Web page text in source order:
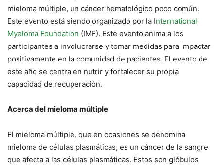
mieloma múltiple, un cáncer hematológico poco común.
Este evento está siendo organizado por la International
Myeloma Foundation (IMF). Este evento anima a los
participantes a involucrarse y tomar medidas para impactar
positivamente en la comunidad de pacientes. El evento de
este año se centra en nutrir y fortalecer su propia
capacidad de recuperación.
Acerca del mieloma múltiple
El mieloma múltiple, que en ocasiones se denomina
mieloma de células plasmáticas, es un cáncer de la sangre
que afecta a las células plasmáticas. Estos son glóbulos